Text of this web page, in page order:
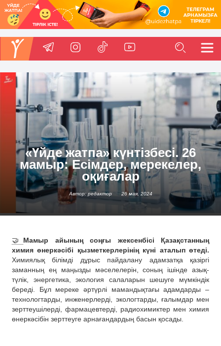
«Үйде жатпа» күнтізбесі. 26
мамыр: Есімдер, мерекелер,
оқиғалар
Автор: редактор 26 мая, 2024
🤝 Мамыр айының соңғы жексенбісі Қазақстанның
химия өнеркәсібі қызметкерлерінің күні аталып өтеді.
Химиялық білімді дұрыс пайдалану адамзатқа қазіргі
заманның ең маңызды мәселелерін, соның ішінде азық-
түлік, энергетика, экология салаларын шешуге мүмкіндік
береді. Бұл мереке әртүрлі мамандықтағы адамдарды –
технологтарды, инженерлерді, экологтарды, ғалымдар мен
зерттеушілерді, фармацевтерді, радиохимиктер мен химия
өнеркәсібін зерттеуге арнағандардың басын қосады.